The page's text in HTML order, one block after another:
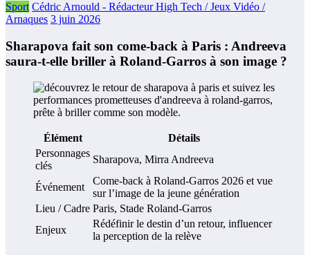
Sport Cédric Arnould - Rédacteur High Tech / Jeux Vidéo /
Arnaques 3 juin 2026
Sharapova fait son come-back à Paris : Andreeva
saura-t-elle briller à Roland-Garros à son image ?
Élément
Détails
Personnages
clés
Sharapova, Mirra Andreeva
Événement
Come-back à Roland-Garros 2026 et vue
sur l’image de la jeune génération
Lieu / Cadre Paris, Stade Roland-Garros
Enjeux
Rédéfinir le destin d’un retour, influencer
la perception de la relève